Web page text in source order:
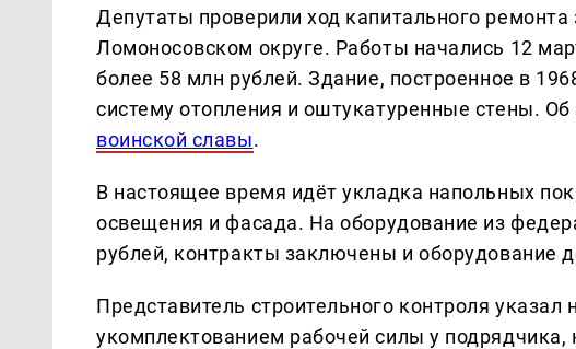
Депутаты проверили ход капитального ремонта
Ломоносовском округе. Работы начались 12
более 58 млн рублей. Здание, построенное в
систему отопления и оштукатуренные стены.
воинской славы.
В настоящее время идёт укладка напольных
освещения и фасада. На оборудование из
рублей, контракты заключены и оборудование
Представитель строительного контроля
укомплектованием рабочей силы у подрядчика,